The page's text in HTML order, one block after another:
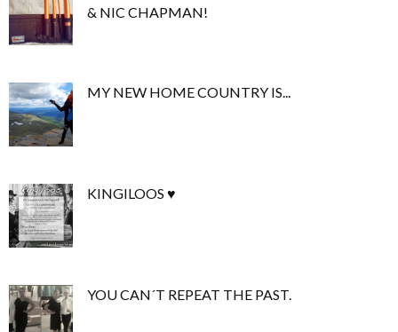
& NIC CHAPMAN!
MY NEW HOME COUNTRY IS...
KINGILOOS ♥
YOU CAN´T REPEAT THE PAST.